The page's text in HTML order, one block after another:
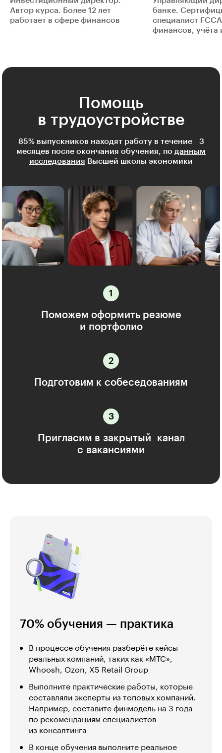
Автор курса. Более 12 лет
работает в сфере финансов
банке.
специалист
финансов, учёта
Помощь
в трудоустройстве
85% выпускников находят работу в течение 3
месяцев после окончания обучения, по данным
исследования Высшей школы экономики
Поможем оформить резюме
и портфолио
Подготовим к собеседованиям
Пригласим в закрытый канал
с вакансиями
70% обучения — практика
В процессе обучения разберёте кейсы
реальных компаний, таких как «МТС»,
Whoosh, Ozon, X5 Retail Group
Выполните практические работы, которые
составляли эксперты из топовых компаний.
Например, составите финмодель на 3 года
по рекомендациям специалистов
из консалтинга
В конце обучения выполните реальное